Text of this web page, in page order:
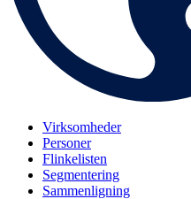
Virksomheder
Personer
Flinkelisten
Segmentering
Sammenligning